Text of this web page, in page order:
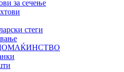
за сечење
стеги